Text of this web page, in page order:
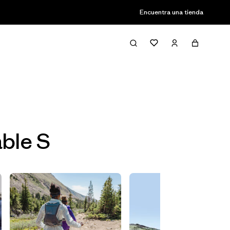
Encuentra una tienda
Filter & Sort
S